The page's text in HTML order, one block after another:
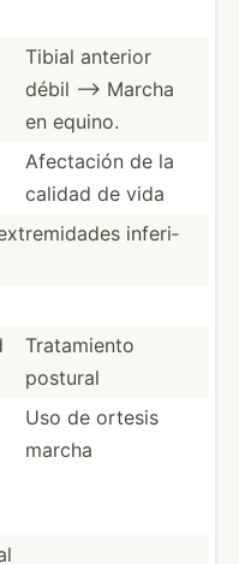
Tibial anterior
débil --> Marcha
en equino.
Afectación de la
calidad de vida
inferi­
Tratam­iento
postural
Uso de ortesis
marcha